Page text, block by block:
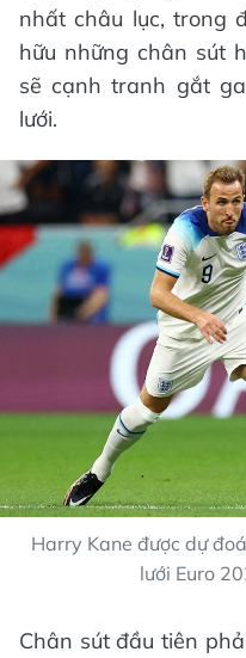
nhất châu lục, trong
hữu những chân sút
sẽ cạnh tranh gắt
lưới.
Harry Kane được dự
lưới Euro
Chân sút đầu tiên